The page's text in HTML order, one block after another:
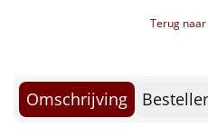
Slowcooker POPULAIR
Skittles fruit, 18 gr, 2 st
Dubbelfrisss, 0,20 ltr
Smikkelboxx
Terug
Omschrijving